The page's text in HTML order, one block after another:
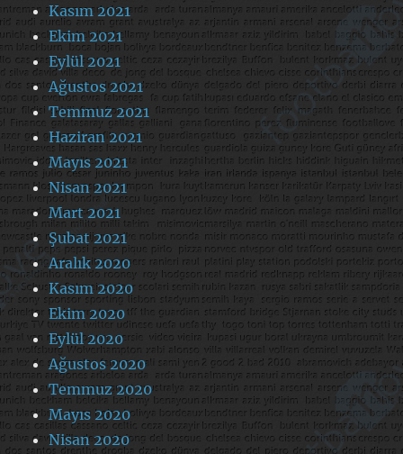
Kasım 2021
Ekim 2021
Eylül 2021
Ağustos 2021
Temmuz 2021
Haziran 2021
Mayıs 2021
Nisan 2021
Mart 2021
Şubat 2021
Aralık 2020
Kasım 2020
Ekim 2020
Eylül 2020
Ağustos 2020
Temmuz 2020
Mayıs 2020
Nisan 2020